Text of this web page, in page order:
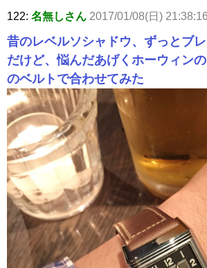
122: 名無しさん 2017/01/08(日)
昔のレベルソシャドウ、ずっとブ
だけど、悩んだあげくホーウィン
のベルトで合わせてみた